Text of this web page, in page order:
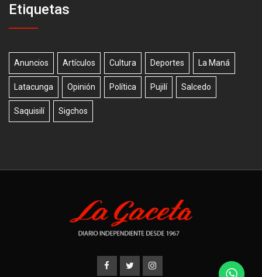
Etiquetas
Anuncios Artículos Cultura Deportes La Maná
Latacunga Opinión Política Pujilí Salcedo
Saquisilí Sigchos